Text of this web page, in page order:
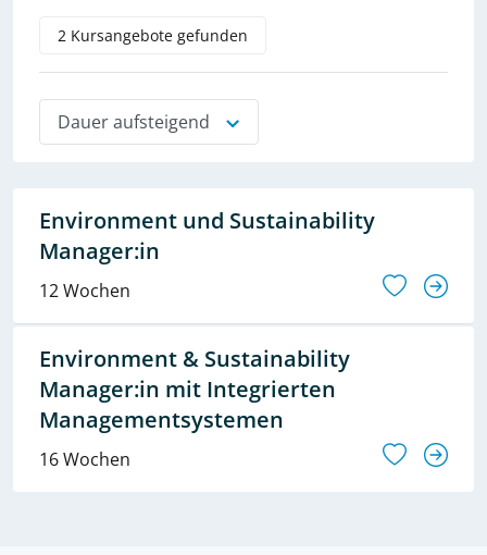
2 Kursangebote gefunden
Dauer aufsteigend
Environment und Sustainability
Manager:in
12 Wochen
Environment & Sustainability
Manager:in mit Integrierten
Managementsystemen
16 Wochen